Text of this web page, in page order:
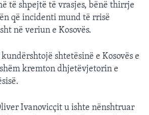
të shpejtë të vrasjes, bënë thirrje
që incidenti mund të rrisë
në veriun e Kosovës.
shtetësinë e Kosovës e
kremton dhjetëvjetorin e
Ivanovicçit u ishte nënshtruar